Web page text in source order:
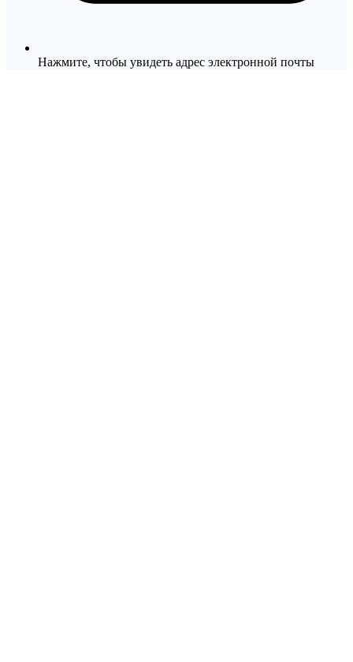
Нажмите, чтобы увидеть адрес электронной почты